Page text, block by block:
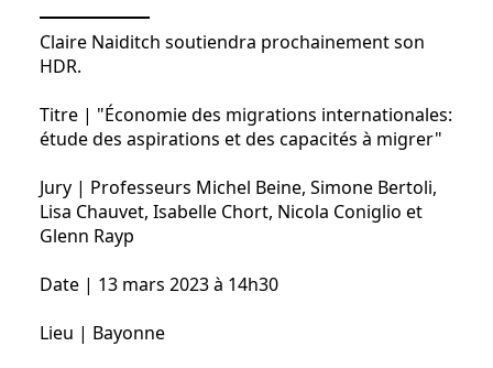
Claire Naiditch soutiendra prochainement son
HDR.
Titre | "Économie des migrations internationales:
étude des aspirations et des capacités à migrer"
Jury | Professeurs Michel Beine, Simone Bertoli,
Lisa Chauvet, Isabelle Chort, Nicola Coniglio et
Glenn Rayp
Date | 13 mars 2023 à 14h30
Lieu | Bayonne